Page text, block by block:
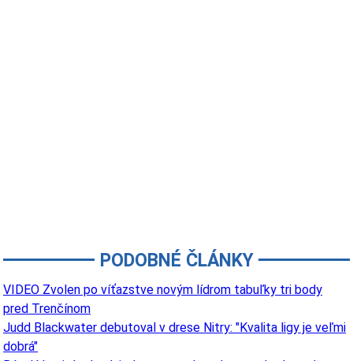
PODOBNÉ ČLÁNKY
VIDEO Zvolen po víťazstve novým lídrom tabuľky tri body
pred Trenčínom
Judd Blackwater debutoval v drese Nitry: "Kvalita ligy je veľmi
dobrá"